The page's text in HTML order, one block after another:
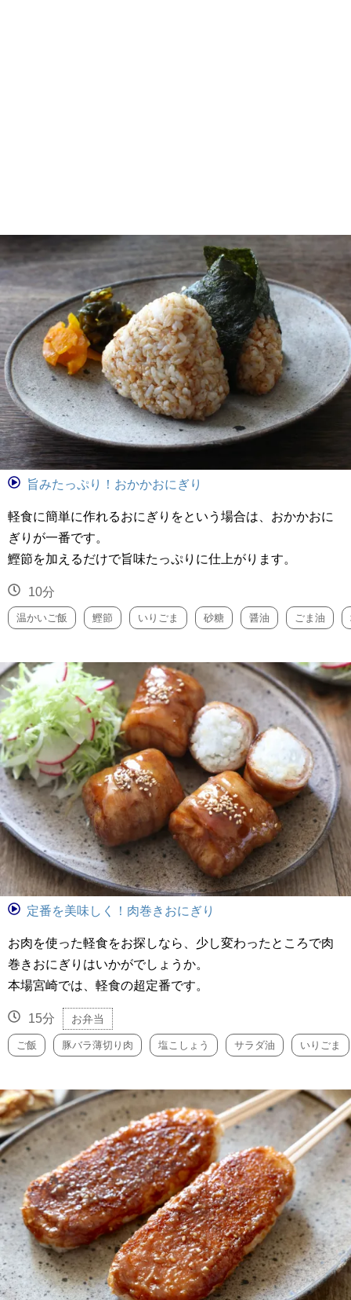
旨みたっぷり！おかかおにぎり
軽食に簡単に作れるおにぎりをという場合は、おかかおに
ぎりが一番です。
鰹節を加えるだけで旨味たっぷりに仕上がります。
10分
温かいご飯 鰹節 いりごま 砂糖 醤油 ごま油
定番を美味しく！肉巻きおにぎり
お肉を使った軽食をお探しなら、少し変わったところで肉
巻きおにぎりはいかがでしょうか。
本場宮崎では、軽食の超定番です。
15分 お弁当
ご飯 豚バラ薄切り肉 塩こしょう サラダ油 いりごま